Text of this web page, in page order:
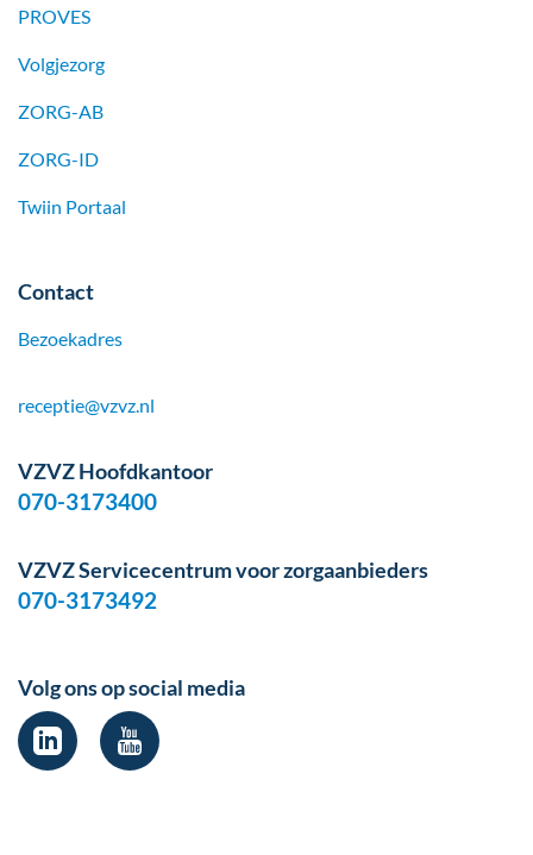
PROVES
Volgjezorg
ZORG-AB
ZORG-ID
Twiin Portaal
Contact
Bezoekadres
receptie@vzvz.nl
VZVZ Hoofdkantoor
070-3173400
VZVZ Servicecentrum voor zorgaanbieders
070-3173492
Volg ons op social media